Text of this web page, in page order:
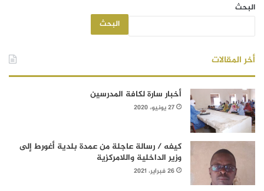
البحث
البحث
أخر المقالات
أخبار سارة لكافة المدرسين
27 يونيو، 2020
كيفه / رسالة عاجلة من عمدة بلدية أغورط إلى
وزير الداخلية واللامركزية
26 فبراير، 2021